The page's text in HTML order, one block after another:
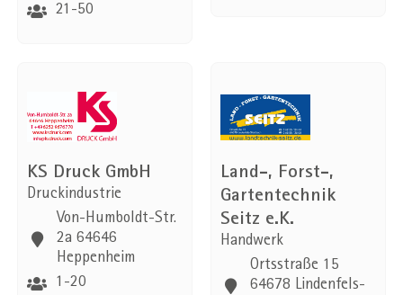
21-50
KS Druck GmbH
Druckindustrie
Von-Humboldt-Str.
2a 64646
Heppenheim
1-20
Land-, Forst-,
Gartentechnik
Seitz e.K.
Handwerk
Ortsstraße 15
64678 Lindenfels-